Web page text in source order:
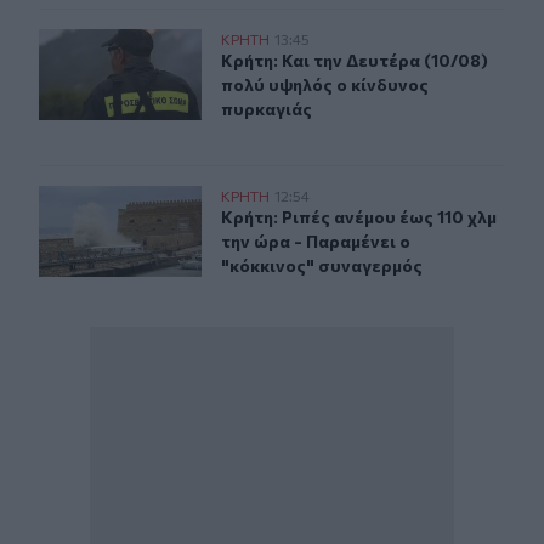
Κρήτη: Και την Δευτέρα (10/08) πολύ υψηλός ο
ΚΡΗΤΗ 13:45
Κρήτη: Και την Δευτέρα (10/08)
Κρήτη: Και την Δευτέρα (10/08)
πολύ υψηλός ο κίνδυνος
πυρκαγιάς
Κρήτη: Ριπές ανέμου έως 110 χλμ την ώρα - Παραμένει
ΚΡΗΤΗ 12:54
Κρήτη: Ριπές ανέμου έως 110 χλμ
Κρήτη: Ριπές ανέμου έως 110 χλμ
την ώρα - Παραμένει ο
"κόκκινος" συναγερμός